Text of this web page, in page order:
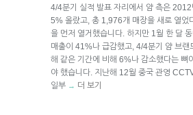
4/4분기 실적 발표 자리에서 얌 측은 2012
5% 올랐고, 총 1,976개 매장을 새로 열었
을 먼저 열거했습니다. 하지만 1월 한 달
매출이 41%나 급감했고, 4/4분기 얌 브랜
해 같은 기간에 비해 6%나 감소했다는 뼈
야 했습니다. 지난해 12월 중국 관영
일부 → 더 보기